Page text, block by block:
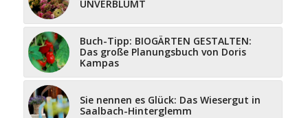
UNVERBLÜMT
Buch-Tipp: BIOGÄRTEN GESTALTEN:
Das große Planungsbuch von Doris
Kampas
Sie nennen es Glück: Das Wiesergut in
Saalbach-Hinterglemm